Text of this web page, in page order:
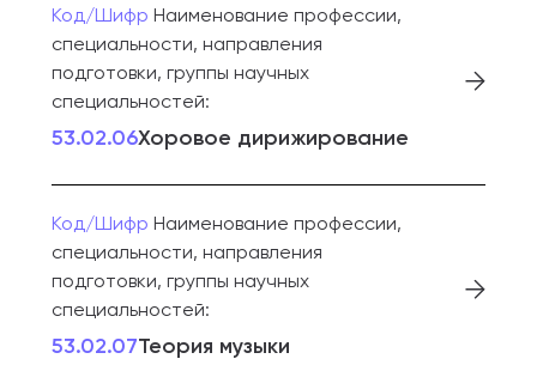
Код/Шифр Наименование профессии,
специальности, направления
подготовки, группы научных
специальностей:
53.02.06Хоровое дирижирование
Код/Шифр Наименование профессии,
специальности, направления
подготовки, группы научных
специальностей:
53.02.07Теория музыки